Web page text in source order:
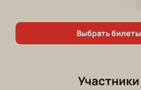
Выбрать билеты
Участники